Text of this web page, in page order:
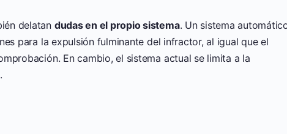
delatan dudas en el propio sistema. Un sistema
para la expulsión fulminante del infractor, al igual que el
En cambio, el sistema actual se limita a la